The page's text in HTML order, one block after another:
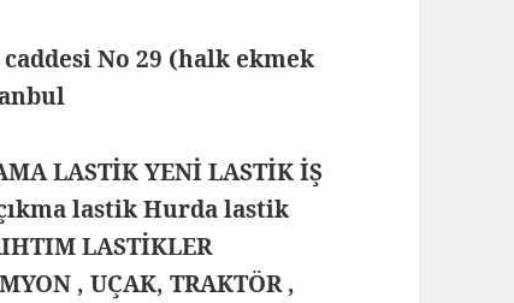
No 29 (halk ekmek
LASTİK YENİ LASTİK İŞ
lastik Hurda lastik
LASTİKLER
, UÇAK, TRAKTÖR ,